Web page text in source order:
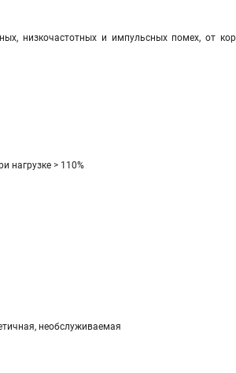
низкочастотных и импульсных помех, от
нагрузке > 110%
необслуживаемая